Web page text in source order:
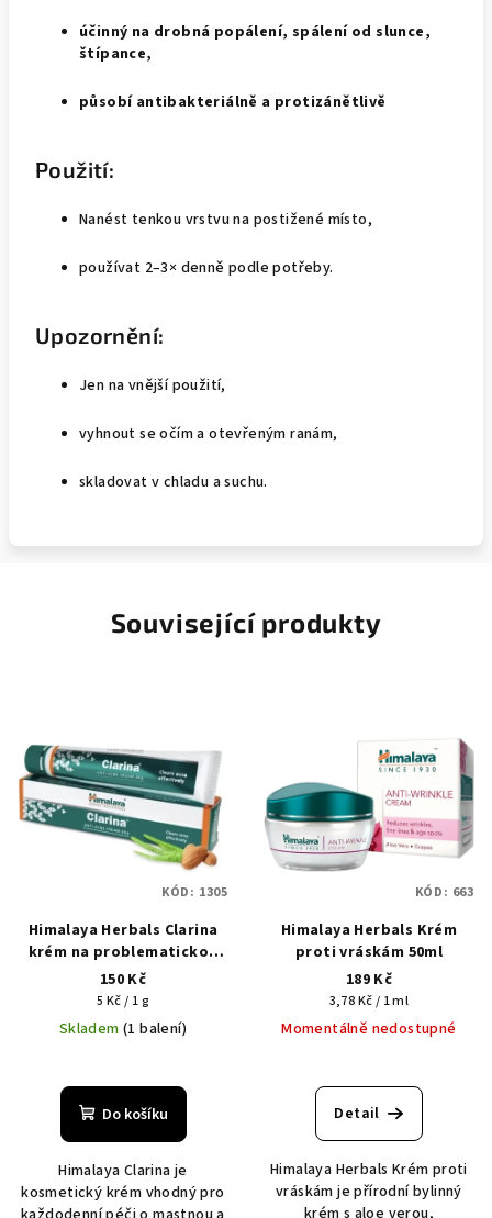
účinný na drobná popálení, spálení od slunce,
štípance,
působí antibakteriálně a protizánětlivě
Použití:
Nanést tenkou vrstvu na postižené místo,
používat 2–3× denně podle potřeby.
Upozornění:
Jen na vnější použití,
vyhnout se očím a otevřeným ranám,
skladovat v chladu a suchu.
Související produkty
Himalaya Herbals Clarina
krém na problematickou
pleť 30g (00597)
150 Kč
Měrná
cena:
5 Kč / 1 g
Skladem(1 balení)
Do košíku
Himalaya Clarina je
kosmetický krém vhodný pro
KÓD: 1305
Himalaya Herbals Krém
proti vráskám 50ml
189 Kč
Měrná
cena:
3,78 Kč / 1 ml
Momentálně nedostupné
hodnocení
produktu
z
5
Detail
Himalaya Herbals Krém proti
vráskám je přírodní bylinný
KÓD: 663